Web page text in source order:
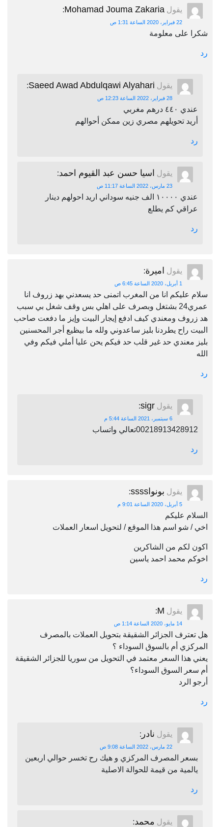
يقول Mohamad Jouma Zakaria
:
22 فبراير، 2020 الساعة 1:31 ص
شكرا على معلومة
رد
يقول Saeed Awad Abdulqawi Alyahari
:
28 فبراير، 2022 الساعة 12:23 ص
عندي ٤٤٠ درهم مغربي
أريد تحويلهم مصري زين ممكن أحوالهم
رد
يقول اسيا حسن عبد القيوم احمد:
23 مارس، 2022 الساعة 11:17 ص
عندي ١٠٠٠٠ الف جنيه سوداني اريد احولهم دينار
عراقي كم يطلع
رد
يقول اميرة:
1 أبريل، 2020 الساعة 6:45 ص
سلام عليكم انا من المغرب اتمنى حد يسعدني بهد زروف انا
عمري24 بشتغل وبصرف على اهلي بس وقف شغل بي سبب
هد زروف ومعندي كيف ادفع إيجار البيت وإيز ما دفعت صاحب
البيت راح يطردنا بليز ساعدوني ولله ما بيظيع أجر المحسنين
بليز معندي حد غير قلب حد فيكم يحن عليا أملي فيكم وفي
الله
رد
يقول sigr
:
6 سبتمبر، 2021 الساعة 5:44 م
00218913428912تعالي واتساب
رد
يقول بونواssss :
5 أبريل، 2020 الساعة 9:01 م
السلام عليكم
اخي / شو اسم هذا الموقع / لتحويل اسعار العملات
اكون لكم من الشاكرين
اخوكم محمد احمد ياسين
رد
يقول M
:
14 مايو، 2020 الساعة 1:14 ص
هل تعترف الجزائر الشقيقة بتحويل العملات بالمصرف
المركزي أم بالسوق السوداء ؟
يعني هذا السعر معتمد في التحويل من سوريا للجزائر الشقيقة
أم سعر السوق السوداء؟
أرجو الرد
رد
يقول نادر :
22 مارس، 2022 الساعة 9:08 ص
بسعر المصرف المركزي و هيك رح تخسر حوالي اربعين
يالمية من قيمة للحوالة الاصلية
رد
يقول محمد: